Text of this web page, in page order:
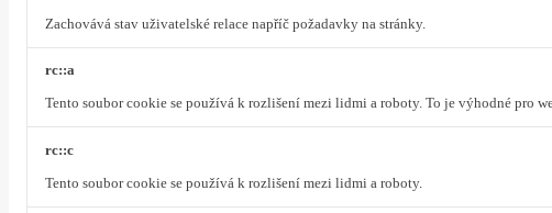
Zachovává stav uživatelské relace napříč požadavky na stránky.
rc::a
Tento soubor cookie se používá k rozlišení mezi lidmi a roboty. To je výhodné pro
rc::c
Tento soubor cookie se používá k rozlišení mezi lidmi a roboty.